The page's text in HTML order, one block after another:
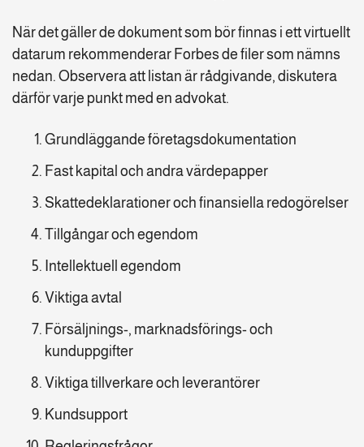
När det gäller de dokument som bör finnas i ett virtuellt
datarum rekommenderar Forbes de filer som nämns
nedan. Observera att listan är rådgivande, diskutera
därför varje punkt med en advokat.
Grundläggande företagsdokumentation
Fast kapital och andra värdepapper
Skattedeklarationer och finansiella redogörelser
Tillgångar och egendom
Intellektuell egendom
Viktiga avtal
Försäljnings-, marknadsförings- och
kunduppgifter
Viktiga tillverkare och leverantörer
Kundsupport